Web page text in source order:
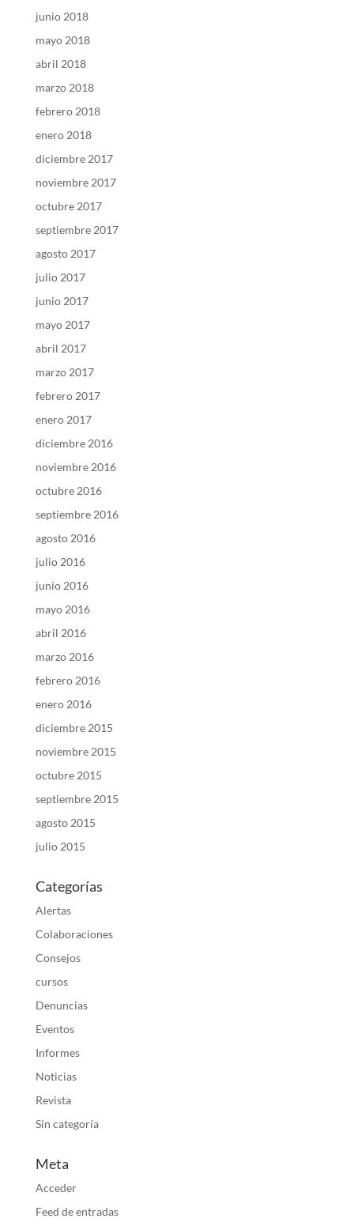
junio 2018
mayo 2018
abril 2018
marzo 2018
febrero 2018
enero 2018
diciembre 2017
noviembre 2017
octubre 2017
septiembre 2017
agosto 2017
julio 2017
junio 2017
mayo 2017
abril 2017
marzo 2017
febrero 2017
enero 2017
diciembre 2016
noviembre 2016
octubre 2016
septiembre 2016
agosto 2016
julio 2016
junio 2016
mayo 2016
abril 2016
marzo 2016
febrero 2016
enero 2016
diciembre 2015
noviembre 2015
octubre 2015
septiembre 2015
agosto 2015
julio 2015
Categorías
Alertas
Colaboraciones
Consejos
cursos
Denuncias
Eventos
Informes
Noticias
Revista
Sin categoría
Meta
Acceder
Feed de entradas